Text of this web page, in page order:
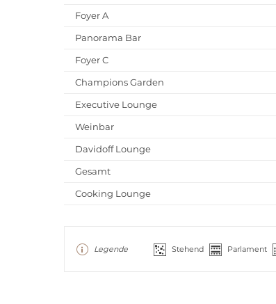
Foyer A
Panorama Bar
Foyer C
Champions Garden
Executive Lounge
Weinbar
Davidoff Lounge
Gesamt
Cooking Lounge
Legende Stehend Parlament